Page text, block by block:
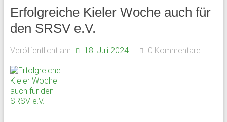
e.V.
–
Ehemaligenverein
des
Gymnasium
Schloss
Erfolgreiche Kieler Woche auch für
den SRSV e.V.
Veröffentlicht am 18. Juli 2024 | 0 Kommentare